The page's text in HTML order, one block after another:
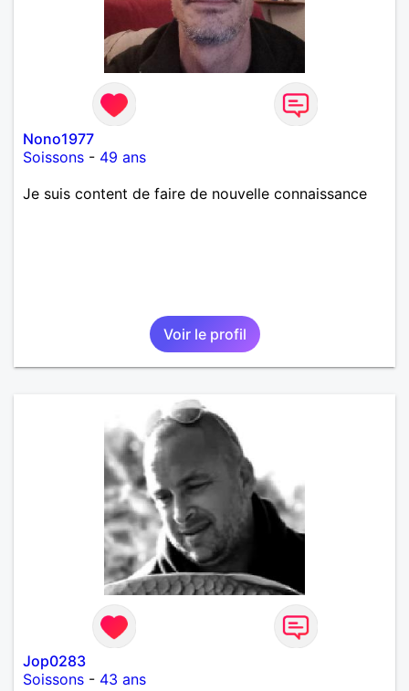
Nono1977
Soissons - 49 ans
Je suis content de faire de nouvelle connaissance
Voir le profil
Jop0283
Soissons - 43 ans